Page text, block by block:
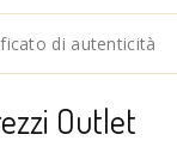
di autenticità
Outlet